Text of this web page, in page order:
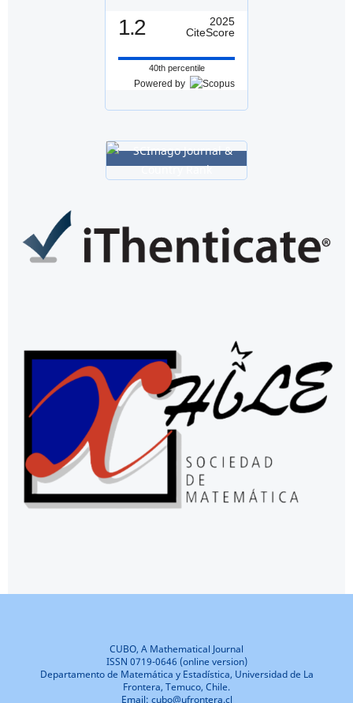
1.2
2025
CiteScore
40th percentile
Powered by
CUBO, A Mathematical Journal
ISSN 0719-0646 (online version)
Departamento de Matemática y Estadística, Universidad de La
Frontera, Temuco, Chile.
Email: cubo@ufrontera.cl